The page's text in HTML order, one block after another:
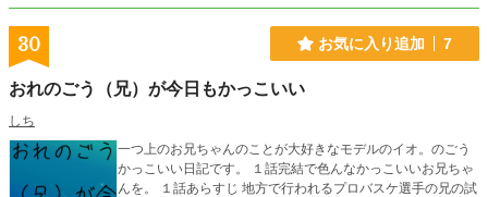
30 お気に入り追加 7
おれのごう（兄）が今日もかっこいい
しち
一つ上のお兄ちゃんのことが大好きなモデルのイオ。のごう
かっこいい日記です。 １話完結で色んなかっこいいお兄ちゃ
んを。 １話あらすじ 地方で行われるプロバスケ選手の兄の試